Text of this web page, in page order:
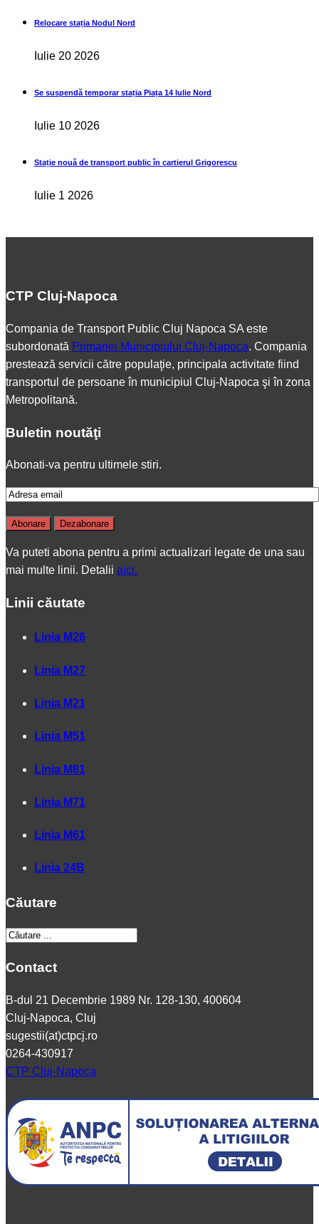
Relocare stația Nodul Nord
Iulie 20 2026
Se suspendă temporar stația Piața 14 Iulie Nord
Iulie 10 2026
Stație nouă de transport public în cartierul Grigorescu
Iulie 1 2026
CTP Cluj-Napoca
Compania de Transport Public Cluj Napoca SA este
subordonată Primariei Municipiului Cluj-Napoca. Compania
prestează servicii către populaţie, principala activitate fiind
transportul de persoane în municipiul Cluj-Napoca şi în zona
Metropolitană.
Buletin noutăţi
Abonati-va pentru ultimele stiri.
Va puteti abona pentru a primi actualizari legate de una sau
mai multe linii. Detalii aici.
Linii căutate
Linia M26
Linia M27
Linia M21
Linia M51
Linia M81
Linia M71
Linia M61
Linia 24B
Căutare
Contact
B-dul 21 Decembrie 1989 Nr. 128-130, 400604
Cluj-Napoca, Cluj
sugestii(at)ctpcj.ro
0264-430917
CTP Cluj-Napoca